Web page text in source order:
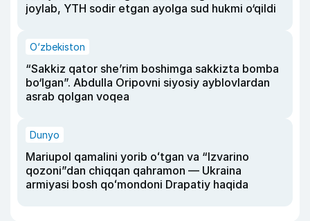
joylab, YTH sodir etgan ayolga sud hukmi o‘qildi
O‘zbekiston
“Sakkiz qator she’rim boshimga sakkizta bomba
bo‘lgan”. Abdulla Oripovni siyosiy ayblovlardan
asrab qolgan voqea
Dunyo
Mariupol qamalini yorib oʻtgan va “Izvarino
qozoni”dan chiqqan qahramon — Ukraina
armiyasi bosh qoʻmondoni Drapatiy haqida